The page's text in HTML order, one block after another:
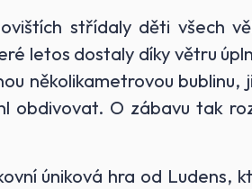
střídaly děti všech
letos dostaly díky větru
několikametrovou bublinu,
obdivovat. O zábavu tak
úniková hra od Ludens,